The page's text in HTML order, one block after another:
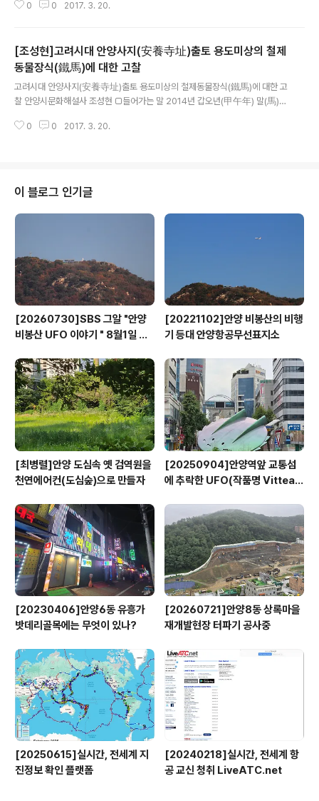
장식했던 것으로 보이는 고려백자 연봉(연꽃봉우리 장식, 우측상단 사진) 등 다
로 분석된다. 고려안양사의 석탑과 전탑지는 김중업박물관(구,유유부지, 문화누
리관인근)에서 만나볼 수 있다. ‘신증동국여지승람’의 옛시문 속에서 고려 명종
때 문신 김극기(金克己, 1150~1204)는 고려안양사를 방문하고 “걸어서 아
름다운 다리를 지나 감색으로 붉게 ..
0 0 2017. 3. 20.
[조성현]고려시대 안양사지(安養寺址)출토 용도미상의 철제
동물장식(鐵馬)에 대한 고찰
고려시대 안양사지(安養寺址)출토 용도미상의 철제동물장식(鐵馬)에 대한 고
찰 안양시문화해설사 조성현 □들어가는 말 2014년 갑오년(甲午年) 말(馬)의
중업박물관’복합문화단지)발굴 및 출토된 용도미상의 철제동물장식인 ‘철마(鐵
(神馬)로서 호랑이 출연이 잦은 지역에서 호랑이로부터 화를 당하는 것(虎患)
을 회피하는 등 교통의 안전을 확보하는 기능과 함께 민간신앙의 양상을 보이고
있다. 철마는 철제로 만든 ..
0 0 2017. 3. 20.
이 블로그 인기글
[20260730]SBS 그알 "안양
비봉산 UFO 이야기 " 8월1일 방
[20221102]안양 비봉산의 비행
기 등대 안양항공무선표지소
[최병렬]안양 도심속 옛 검역원을
천연에어컨(도심숲)으로 만들자
[20250904]안양역앞 교통섬
에 추락한 UFO(작품명 Vitteau
[20230406]안양6동 유흥가
밧데리골목에는 무엇이 있나?
[20260721]안양8동 상록마을
재개발현장 터파기 공사중
[20250615]실시간, 전세계 지
진정보 확인 플랫폼
[20240218]실시간, 전세계 항
공 교신 청취 LiveATC.net